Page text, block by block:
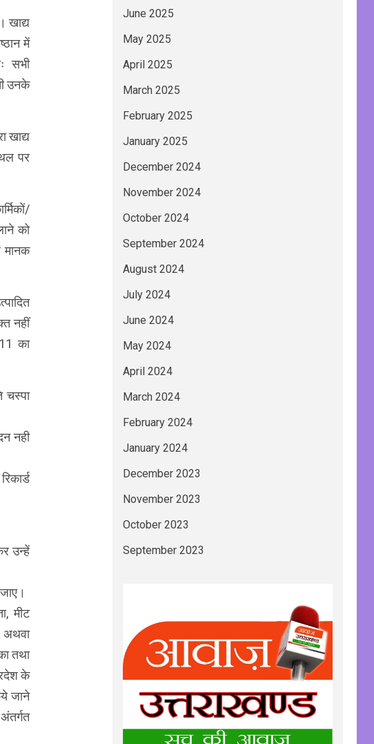
खाद्य
में
सभी
उनके
खाद्य
पर
को
मानक
नहीं
का
चस्पा
नही
उन्हें
मीट
अथवा
तथा
के
जाने
June 2025
May 2025
April 2025
March 2025
February 2025
January 2025
December 2024
November 2024
October 2024
September 2024
August 2024
July 2024
June 2024
May 2024
April 2024
March 2024
February 2024
January 2024
December 2023
November 2023
October 2023
September 2023